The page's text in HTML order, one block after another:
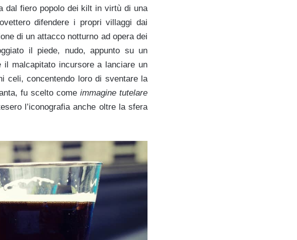
dal fiero popolo dei kilt in virtù di una
difendere i propri villaggi dai
di un attacco notturno ad opera dei
il piede, nudo, appunto su un
malcapitato incursore a lanciare un
celi, concentendo loro di sventare la
fu scelto comeimmagine tutelare
l’iconografia anche oltre la sfera